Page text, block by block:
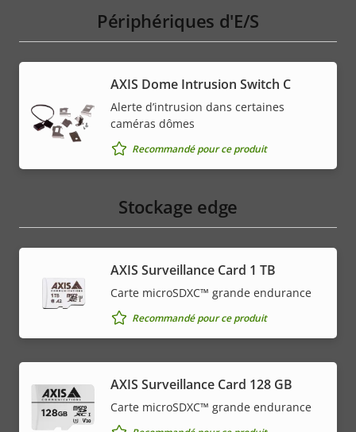
Périphériques d'E/S
AXIS Dome Intrusion Switch C
Alerte d’intrusion dans certaines
caméras dômes
Recommandé pour ce produit
Stockage edge
AXIS Surveillance Card 1 TB
Carte microSDXC™ grande endurance
Recommandé pour ce produit
AXIS Surveillance Card 128 GB
Carte microSDXC™ grande endurance